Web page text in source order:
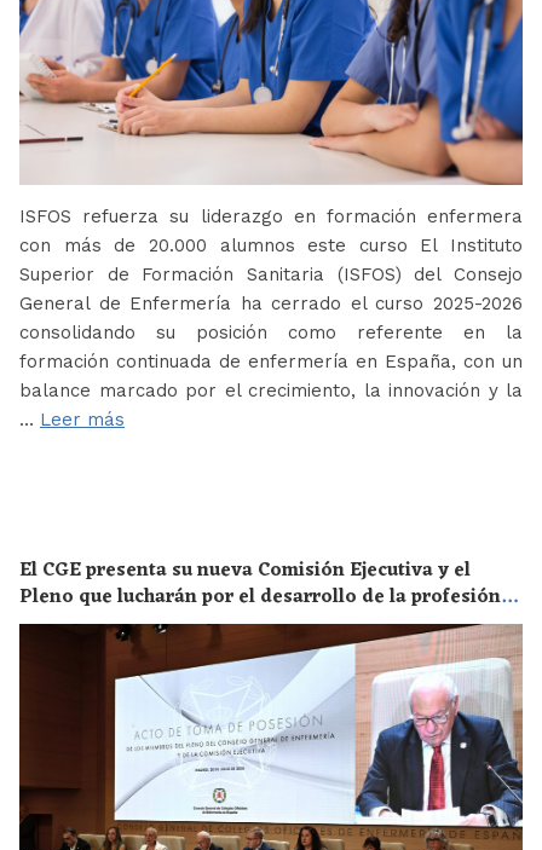
ISFOS refuerza su liderazgo en formación enfermera
con más de 20.000 alumnos este curso El Instituto
Superior de Formación Sanitaria (ISFOS) del Consejo
General de Enfermería ha cerrado el curso 2025-2026
consolidando su posición como referente en la
formación continuada de enfermería en España, con un
balance marcado por el crecimiento, la innovación y la
… Leer más
El CGE presenta su nueva Comisión Ejecutiva y el
Pleno que lucharán por el desarrollo de la profesión
en los próximos años